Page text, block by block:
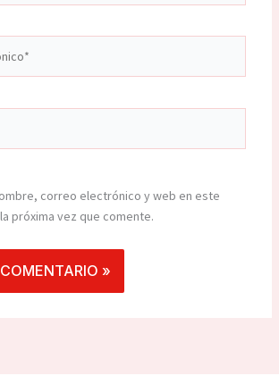
correo electrónico y web en este
próxima vez que comente.